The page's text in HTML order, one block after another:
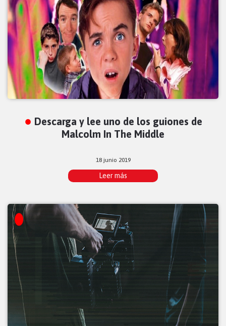
Descarga y lee uno de los guiones de
Malcolm In The Middle
18 junio 2019
Leer más